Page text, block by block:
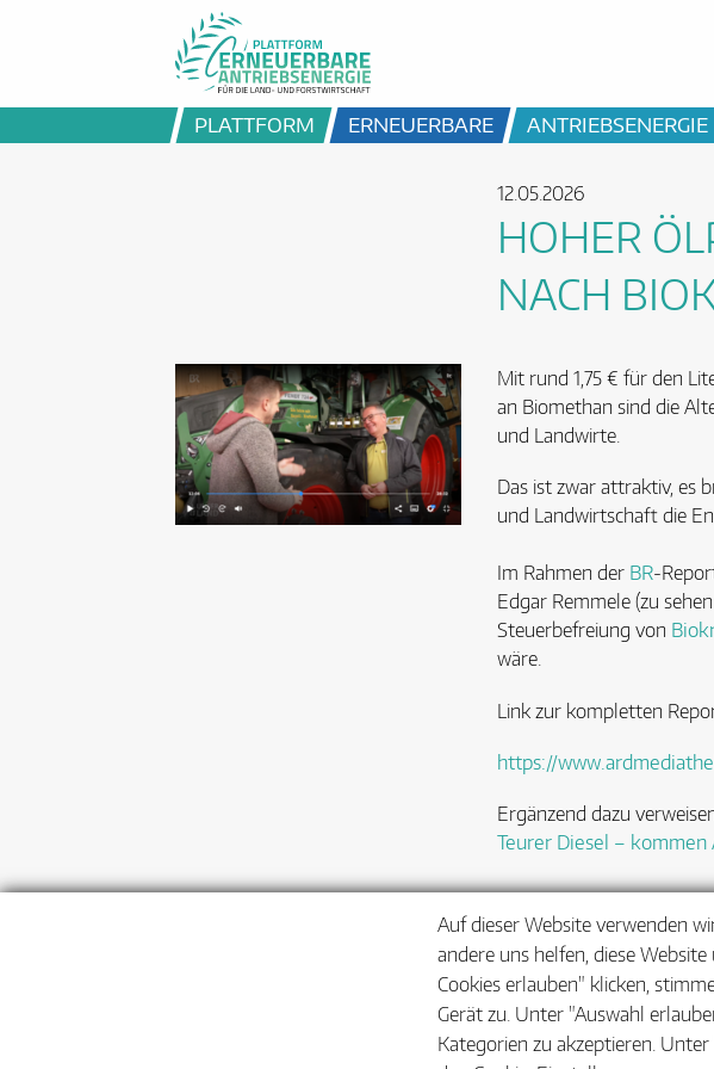
PLATTFORM ERNEUERBARE ANTRIEBSENERGIE
12.05.2026
HOHER
NACH
Mit rund 1,75 € für den
an Biomethan sind die
und Landwirte.
Das ist zwar attraktiv, es
und Landwirtschaft die
Im Rahmen der BR-
Edgar Remmele (zu
Steuerbefreiung von
wäre.
Link zur kompletten
https://
Ergänzend dazu
Teurer Diesel –
Auf dieser Website verwenden
andere uns helfen, diese
Cookies erlauben" klicken,
Gerät zu. Unter "Auswahl
Kategorien zu akzeptieren.